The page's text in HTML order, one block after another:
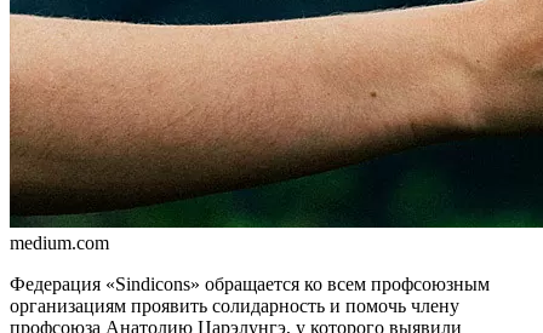
medium.com
Федерация «Sindicons» об­ращается ко всем профсо­юзным
организациям про­явить солидарность и по­мочь члену
профсоюза Анатолию Царэлунгэ, у ко­торого выявили